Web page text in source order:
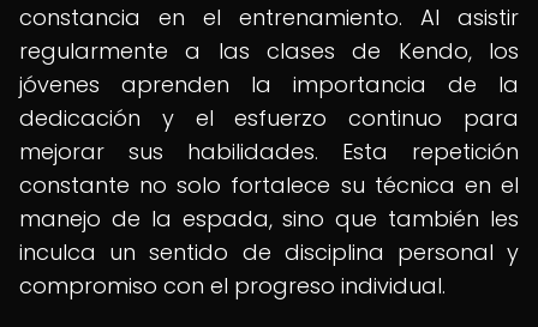
constancia en el entrenamiento. Al asistir
regularmente a las clases de Kendo, los
jóvenes aprenden la importancia de la
dedicación y el esfuerzo continuo para
mejorar sus habilidades. Esta repetición
constante no solo fortalece su técnica en el
manejo de la espada, sino que también les
inculca un sentido de disciplina personal y
compromiso con el progreso individual.